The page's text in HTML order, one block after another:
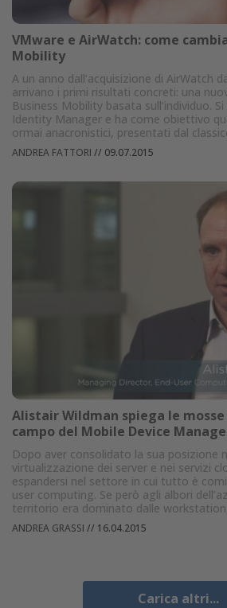
VMware e AirWatch: come
Mobility
A un anno dall’acquisizione di AirWatch
arrivano i primi risultati concreti: una
Business Mobility basata sull’individuo.
Identity Manager e ha come obiettivo
ormai anacronistici, presentati dal
ANDREA FATTORI // 09.07.2015
Alistair Wildman spiega le
campo del Mobile Device
Dopo aver consolidato la sua posizione
virtualizzazione dei server e nei servizi
espandersi nel settore in cui tutto è
user computing. Se però agli albori
territorio era dominato dalle
ANDREA GRASSI // 16.04.2015
Carica altri...